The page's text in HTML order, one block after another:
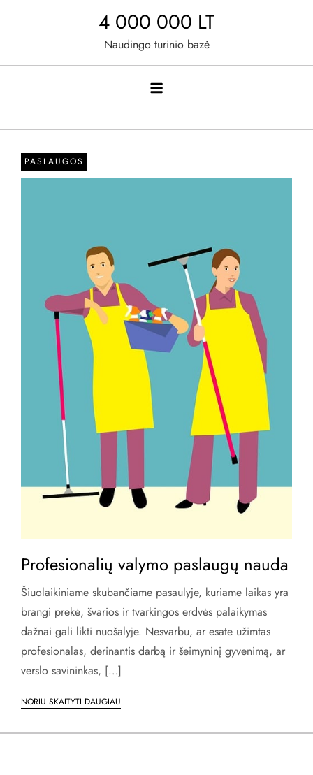
4 000 000 LT
Naudingo turinio bazė
PASLAUGOS
Profesionalių valymo paslaugų nauda
Šiuolaikiniame skubančiame pasaulyje, kuriame laikas yra
brangi prekė, švarios ir tvarkingos erdvės palaikymas
dažnai gali likti nuošalyje. Nesvarbu, ar esate užimtas
profesionalas, derinantis darbą ir šeimyninį gyvenimą, ar
verslo savininkas, […]
NORIU SKAITYTI DAUGIAU